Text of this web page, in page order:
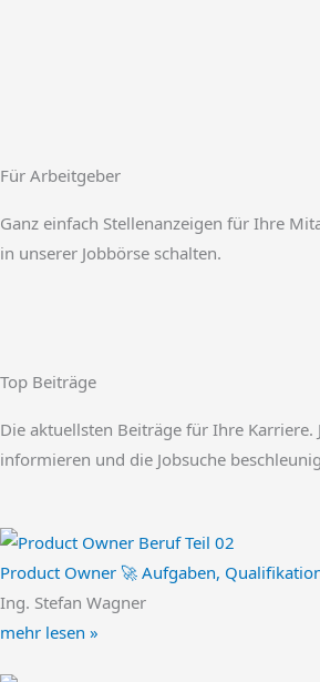
Für Arbeitgeber
Ganz einfach Stellenanzeigen für Ihre
in unserer Jobbörse schalten.
Top Beiträge
Die aktuellsten Beiträge für Ihre Karriere.
informieren und die Jobsuche
Product Owner 🚀 Aufgaben,
Ing. Stefan Wagner
mehr lesen »